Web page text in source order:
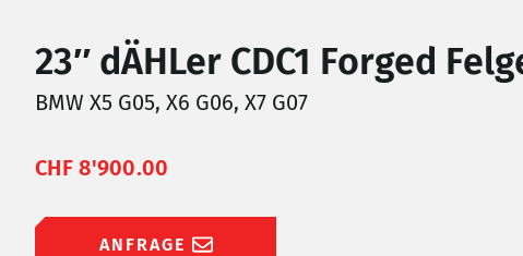
23″ dÄHLer CDC1 Forged
BMW X5 G05, X6 G06, X7 G07
CHF8'900.00
ANFRAGE